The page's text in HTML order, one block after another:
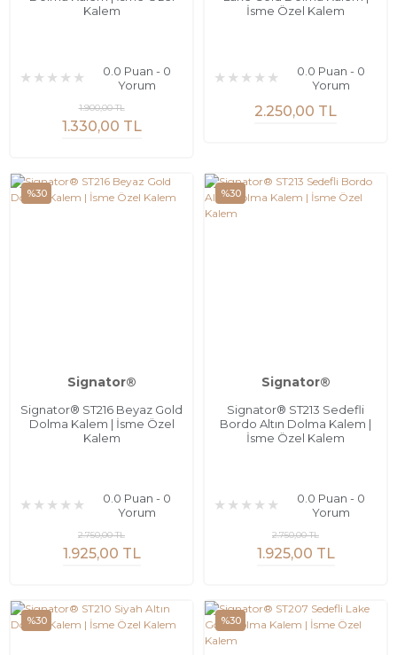
Kalem
0.0 Puan - 0
Yorum
1.330,00 TL
1.900,00 TL
İsme Özel Kalem
0.0 Puan - 0
Yorum
2.250,00 TL
%30
Signator®
Signator® ST216 Beyaz Gold
Dolma Kalem | İsme Özel
Kalem
0.0 Puan - 0
Yorum
1.925,00 TL
2.750,00 TL
%30
Signator®
Signator® ST213 Sedefli
Bordo Altın Dolma Kalem |
İsme Özel Kalem
0.0 Puan - 0
Yorum
1.925,00 TL
2.750,00 TL
%30 %30